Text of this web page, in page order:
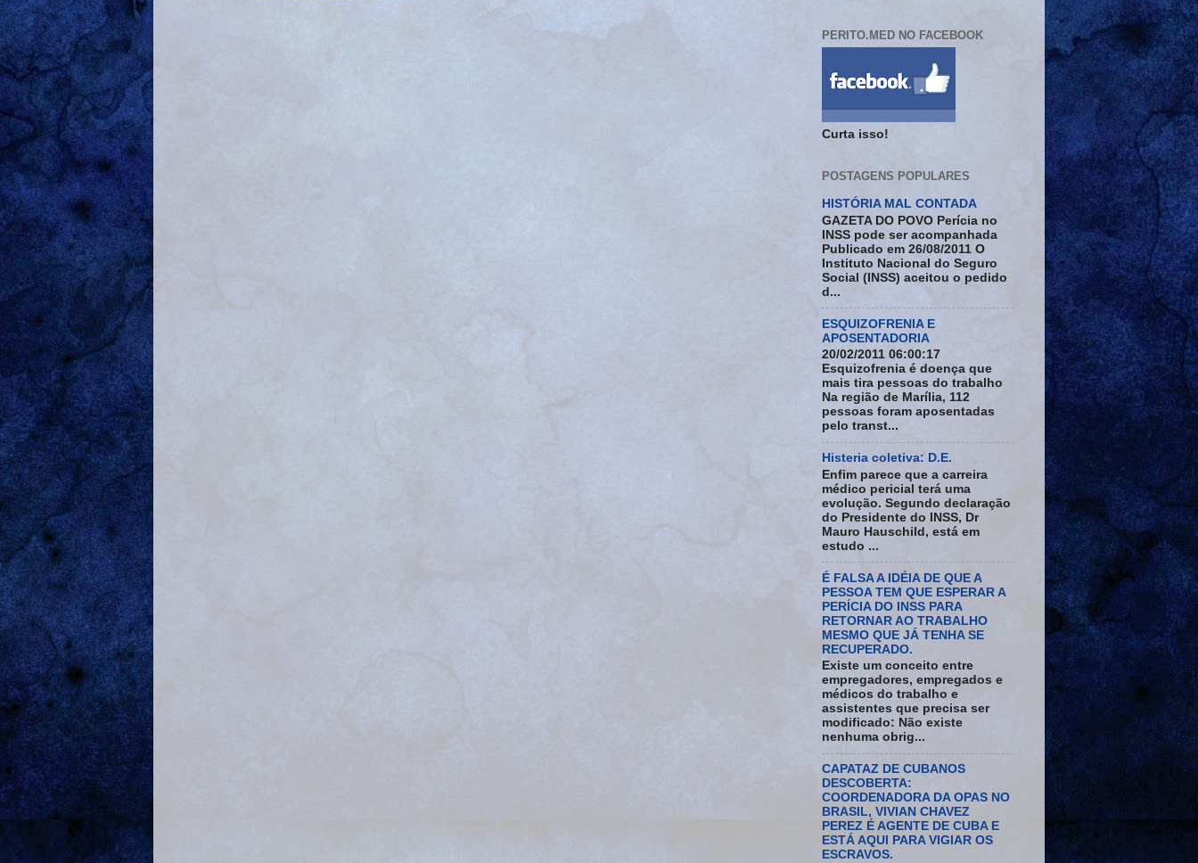
PERITO.MED NO FACEBOOK
Curta isso!
POSTAGENS POPULARES
HISTÓRIA MAL CONTADA
GAZETA DO POVO Perícia no
INSS pode ser acompanhada
Publicado em 26/08/2011 O
Instituto Nacional do Seguro
Social (INSS) aceitou o pedido
d...
ESQUIZOFRENIA E
APOSENTADORIA
20/02/2011 06:00:17
Esquizofrenia é doença que
mais tira pessoas do trabalho
Na região de Marília, 112
pessoas foram aposentadas
pelo transt...
Histeria coletiva: D.E.
Enfim parece que a carreira
médico pericial terá uma
evolução. Segundo declaração
do Presidente do INSS, Dr
Mauro Hauschild, está em
estudo ...
É FALSA A IDÉIA DE QUE A
PESSOA TEM QUE ESPERAR A
PERÍCIA DO INSS PARA
RETORNAR AO TRABALHO
MESMO QUE JÁ TENHA SE
RECUPERADO.
Existe um conceito entre
empregadores, empregados e
médicos do trabalho e
assistentes que precisa ser
modificado: Não existe
nenhuma obrig...
CAPATAZ DE CUBANOS
DESCOBERTA:
COORDENADORA DA OPAS NO
BRASIL, VIVIAN CHAVEZ
PEREZ É AGENTE DE CUBA E
ESTÁ AQUI PARA VIGIAR OS
ESCRAVOS.